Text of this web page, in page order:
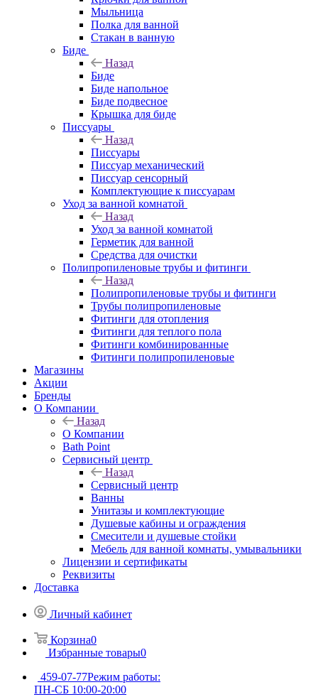
Мыльница
Полка для ванной
Стакан в ванную
Биде
Назад
Биде
Биде напольное
Биде подвесное
Крышка для биде
Писсуары
Назад
Писсуары
Писсуар механический
Писсуар сенсорный
Комплектующие к писсуарам
Уход за ванной комнатой
Назад
Уход за ванной комнатой
Герметик для ванной
Средства для очистки
Полипропиленовые трубы и фитинги
Назад
Полипропиленовые трубы и фитинги
Трубы полипропиленовые
Фитинги для отопления
Фитинги для теплого пола
Фитинги комбинированные
Фитинги полипропиленовые
Магазины
Акции
Бренды
О Компании
Назад
О Компании
Bath Point
Сервисный центр
Назад
Сервисный центр
Ванны
Унитазы и комплектующие
Душевые кабины и ограждения
Смесители и душевые стойки
Мебель для ванной комнаты, умывальники
Лицензии и сертификаты
Реквизиты
Доставка
Личный кабинет
Корзина0
Избранные товары0
459-07-77Режим работы:
ПН-СБ 10:00-20:00